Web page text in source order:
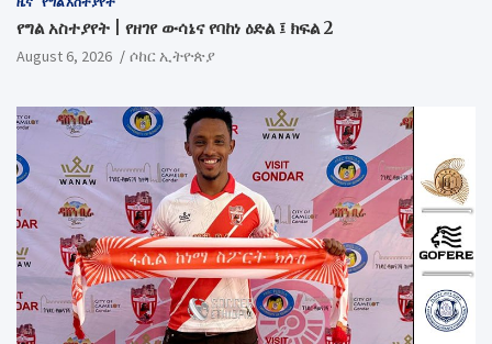
የግል አስተያየት | የዘገየ ውሳኔና የባከነ ዕድል ፤ ክፍል 2
August 6, 2026 ሶከር ኢትዮጵያ